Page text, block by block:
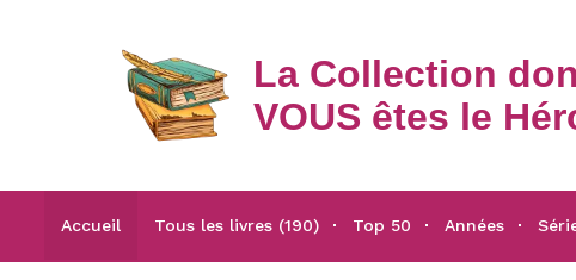
La Collection
VOUS êtes le
Accueil Tous les livres (190) Top 50 Années